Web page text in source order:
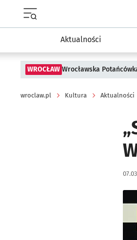
Aktualności
WROCŁAW Wrocławska
wroclaw.pl Kultura Aktualności